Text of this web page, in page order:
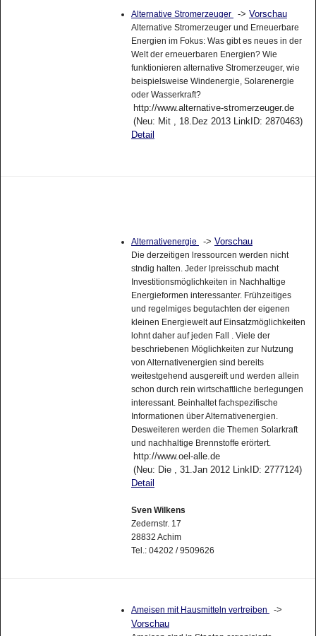
Alternative Stromerzeuger -> Vorschau
Alternative Stromerzeuger und Erneuerbare
Energien im Fokus: Was gibt es neues in der
Welt der erneuerbaren Energien? Wie
funktionieren alternative Stromerzeuger, wie
beispielsweise Windenergie, Solarenergie
oder Wasserkraft?
http://www.alternative-stromerzeuger.de
(Neu: Mit , 18.Dez 2013 LinkID: 2870463)
Detail
Alternativenergie -> Vorschau
Die derzeitigen lressourcen werden nicht
stndig halten. Jeder lpreisschub macht
Investitionsmöglichkeiten in Nachhaltige
Energieformen interessanter. Frühzeitiges
und regelmiges begutachten der eigenen
kleinen Energiewelt auf Einsatzmöglichkeiten
lohnt daher auf jeden Fall . Viele der
beschriebenen Möglichkeiten zur Nutzung
von Alternativenergien sind bereits
weitestgehend ausgereift und werden allein
schon durch rein wirtschaftliche berlegungen
interessant. Beinhaltet fachspezifische
Informationen über Alternativenergien.
Desweiteren werden die Themen Solarkraft
und nachhaltige Brennstoffe erörtert.
http://www.oel-alle.de
(Neu: Die , 31.Jan 2012 LinkID: 2777124)
Detail
Sven Wilkens
Zedernstr. 17
28832 Achim
Tel.: 04202 / 9509626
Ameisen mit Hausmitteln vertreiben
->
Vorschau